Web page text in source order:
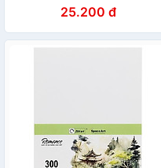
25.200 đ